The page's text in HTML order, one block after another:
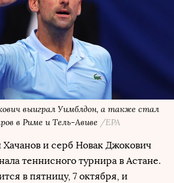
выиграл Уимблдон, а также стал
в Риме и Тель-Авиве /EPA
и серб Новак Джокович
теннисного турнира в Астане.
в пятницу, 7 октября, и